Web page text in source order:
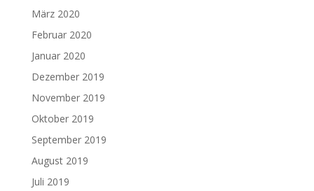
März 2020
Februar 2020
Januar 2020
Dezember 2019
November 2019
Oktober 2019
September 2019
August 2019
Juli 2019